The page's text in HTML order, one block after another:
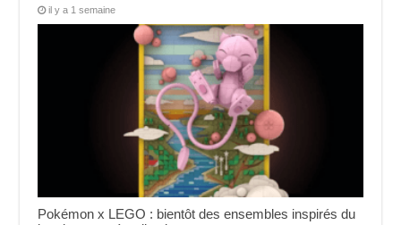
il y a 1 semaine
Pokémon x LEGO : bientôt des ensembles inspirés du